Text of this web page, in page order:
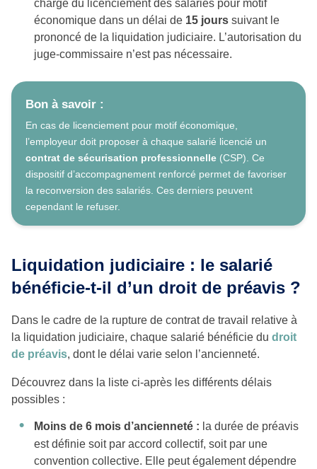
charge du licenciement des salariés pour motif
économique dans un délai de 15 jours suivant le
prononcé de la liquidation judiciaire. L’autorisation du
juge-commissaire n’est pas nécessaire.
Bon à savoir :
En cas de licenciement pour motif économique,
l’employeur doit proposer à chaque salarié licencié un
contrat de sécurisation professionnelle (CSP). Ce
dispositif d’accompagnement renforcé permet de favoriser
la reconversion des salariés. Ces derniers peuvent
cependant le refuser.
Liquidation judiciaire : le salarié
bénéficie-t-il d’un droit de préavis ?
Dans le cadre de la rupture de contrat de travail relative à
la liquidation judiciaire, chaque salarié bénéficie du droit
de préavis, dont le délai varie selon l’ancienneté.
Découvrez dans la liste ci-après les différents délais
possibles :
Moins de 6 mois d’ancienneté : la durée de préavis
est définie soit par accord collectif, soit par une
convention collective. Elle peut également dépendre